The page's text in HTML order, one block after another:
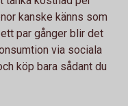
kanske känns som
par gånger blir det
via sociala
köp bara sådant du